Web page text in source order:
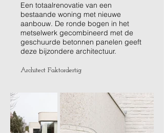
Een totaalrenovatie van een
bestaande woning met nieuwe
aanbouw. De ronde bogen in het
metselwerk gecombineerd met de
geschuurde betonnen panelen geeft
deze bijzondere architectuur.
Architect Faktordertig